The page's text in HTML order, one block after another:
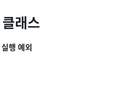
래스
실행 예외